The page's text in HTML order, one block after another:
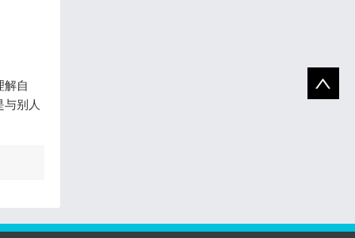
解自
别人